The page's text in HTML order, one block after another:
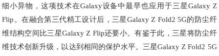
细小异物，这项技术在Galaxy设备中最早也应用于三星Galaxy Z
Flip。在融合第三代精工设计后，三星Galaxy Z Fold2 5G的防尘纤
维结构空间比三星Galaxy Z Flip还要小。有鉴于此，三星将防尘纤
维技术创新升级，以达到相同的保护水平。三星Galaxy Z Fold2 5G